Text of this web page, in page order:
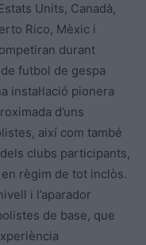
Units, Canadà,
Rico, Mèxic i
durant
futbol de gespa
instal·lació pionera
d’uns
així com també
clubs participants,
règim de tot inclòs.
i l’aparador
de base, que